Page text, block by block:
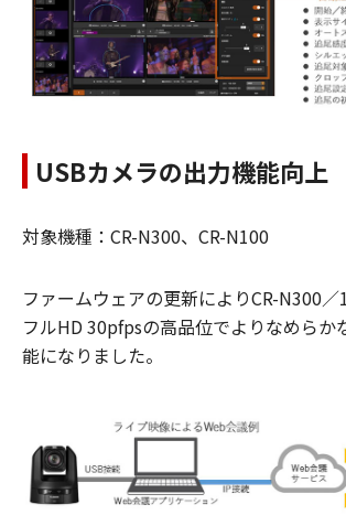
USBカメラの出力機能向上
対象機種：CR-N300、CR-N100
ファームウェアの更新によりCR-N300
フルHD 30pfpsの高品位でよりなめらか
能になりました。